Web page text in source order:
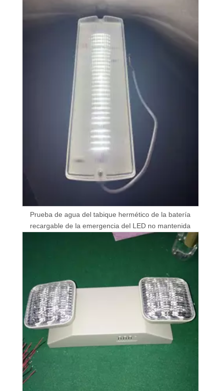
Prueba de agua del tabique hermético de la batería
recargable de la emergencia del LED no mantenida